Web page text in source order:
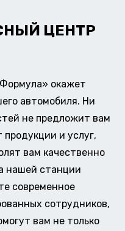
ЦЕНТР
окажет
автомобиля. Ни
не предложит вам
и услуг,
вам качественно
нашей станции
современное
сотрудников,
вам не только